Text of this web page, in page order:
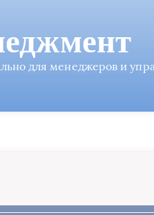
для менеджеров и